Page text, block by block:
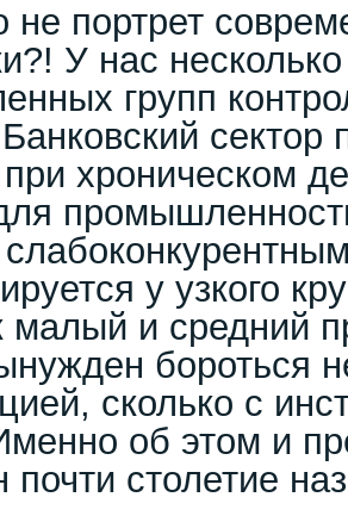
не портрет
У нас
групп
сектор
хроническом
у узкого
малый и средний
бороться
сколько с
об этом и
почти столетие